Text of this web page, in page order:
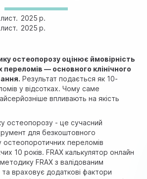
2025 р.
2025 р.
остеопорозу оцінює ймовірність
— основного клінічного
Результат подається як 10-
у відсотках. Чому саме
впливають на якість
остеопорозу - це сучасний
для безкоштовного
остеопоротичних переломів
10 років. FRAX калькулятор онлайн
FRAX з валідованим
та враховує додаткові фактори